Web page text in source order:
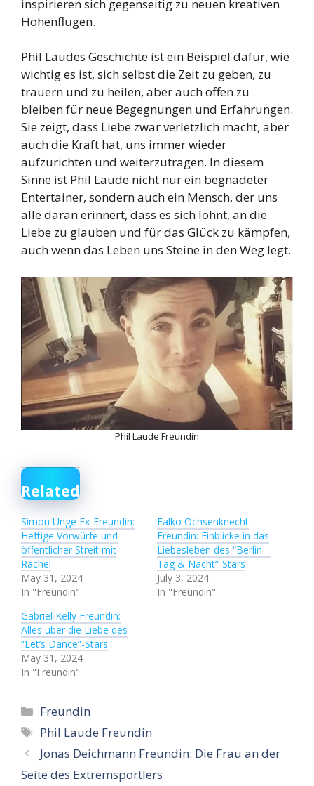
inspirieren sich gegenseitig zu neuen kreativen
Höhenflügen.
Phil Laudes Geschichte ist ein Beispiel dafür, wie
wichtig es ist, sich selbst die Zeit zu geben, zu
trauern und zu heilen, aber auch offen zu
bleiben für neue Begegnungen und Erfahrungen.
Sie zeigt, dass Liebe zwar verletzlich macht, aber
auch die Kraft hat, uns immer wieder
aufzurichten und weiterzutragen. In diesem
Sinne ist Phil Laude nicht nur ein begnadeter
Entertainer, sondern auch ein Mensch, der uns
alle daran erinnert, dass es sich lohnt, an die
Liebe zu glauben und für das Glück zu kämpfen,
auch wenn das Leben uns Steine in den Weg legt.
Phil Laude Freundin
Related
Simon Unge Ex-Freundin:
Heftige Vorwürfe und
öffentlicher Streit mit
Rachel
May 31, 2024
In "Freundin"
Falko Ochsenknecht
Freundin: Einblicke in das
Liebesleben des “Berlin –
Tag & Nacht”-Stars
July 3, 2024
In "Freundin"
Gabriel Kelly Freundin:
Alles über die Liebe des
“Let’s Dance”-Stars
May 31, 2024
In "Freundin"
Categories
Freundin
Tags
Phil Laude Freundin
Jonas Deichmann Freundin: Die Frau an der
Seite des Extremsportlers